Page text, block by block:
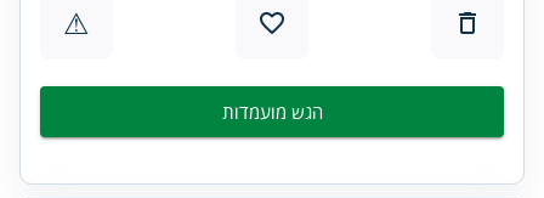
⚠
הגש מועמדות